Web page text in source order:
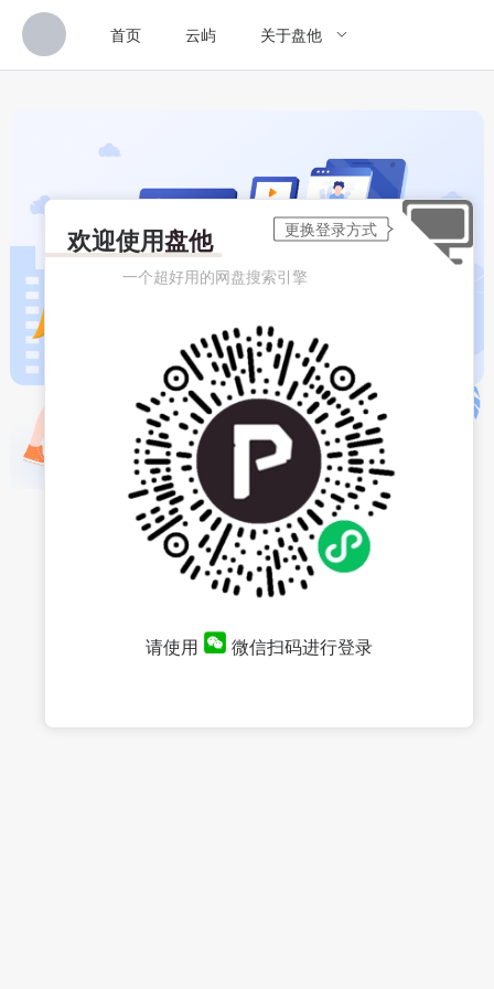
首页 云屿 关于盘他
欢迎使用盘他
一个超好用的网盘搜索引擎
请使用 微信扫码进行登录